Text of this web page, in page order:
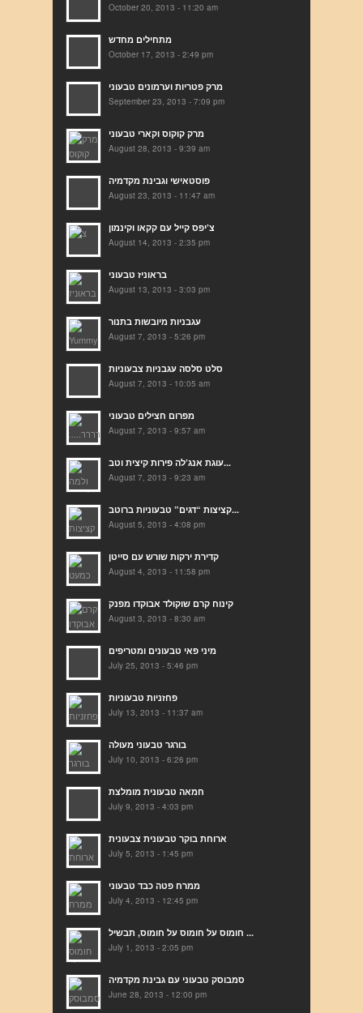
October 20, 2013 - 11:20 am
מתחילים מחדש
October 17, 2013 - 2:49 pm
מרק פטריות וערמונים טבעוני
September 23, 2013 - 7:09 pm
מרק קוקוס וקארי טבעוני
August 28, 2013 - 9:39 am
פוסטאישי וגבינת מקדמיה
August 23, 2013 - 11:47 am
צ’יפס קייל עם קקאו וקינמון
August 14, 2013 - 2:35 pm
בראוניז טבעוני
August 13, 2013 - 3:03 pm
עגבניות מיובשות בתנור
August 7, 2013 - 5:26 pm
סלט סלסה עגבניות צבעוניות
August 7, 2013 - 10:05 am
מפרום חצילים טבעוני
August 7, 2013 - 9:57 am
עוגת אנג’לה פירות קיצית וטב...
August 7, 2013 - 9:23 am
קציצות “דגים” טבעוניות ברוטב...
August 5, 2013 - 4:08 pm
קדירת ירקות שורש עם סייטן
August 4, 2013 - 11:58 pm
קינוח קרם שוקולד אבוקדו מפנק
August 3, 2013 - 8:30 am
מיני פאי טבעונים ומטריפים
July 25, 2013 - 5:46 pm
פחזניות טבעוניות
July 13, 2013 - 11:37 am
בורגר טבעוני מעולה
July 10, 2013 - 6:26 pm
חמאה טבעונית מומלצת
July 9, 2013 - 4:03 pm
ארוחת בוקר טבעונית צבעונית
July 5, 2013 - 1:45 pm
ממרח פטה כבד טבעוני
July 4, 2013 - 12:45 pm
חומוס על חומוס על חומוס, תבשיל ...
July 1, 2013 - 2:05 pm
סמבוסק טבעוני עם גבינת מקדמיה
June 28, 2013 - 12:00 pm